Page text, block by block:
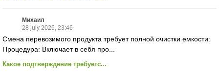
Михаил
28 july 2026, 23:46
Смена перевозимого продукта требует полной очистки емкости:
Процедура: Включает в себя про...
Какое подтверждение требуетс...